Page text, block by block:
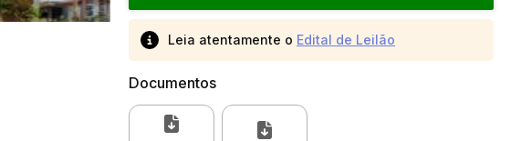
Leia atentamente o Edital de Leilão
Documentos